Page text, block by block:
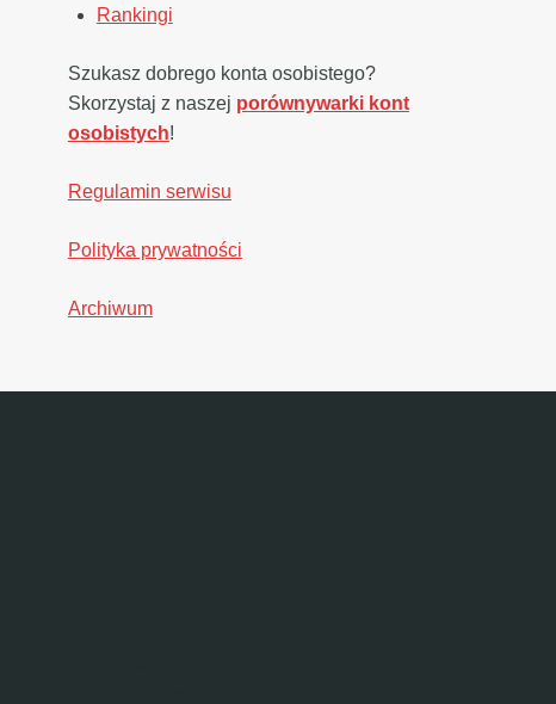
Rankingi
Szukasz dobrego konta osobistego?
Skorzystaj z naszej porównywarki kont
osobistych!
Regulamin serwisu
Polityka prywatności
Archiwum